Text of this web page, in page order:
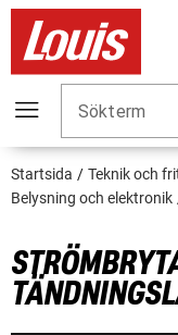
Sökterm
Startsida Teknik och
Belysning och elektronik